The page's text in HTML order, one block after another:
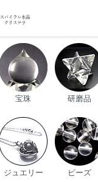
宝珠 研磨品
ジュエリー ビーズ